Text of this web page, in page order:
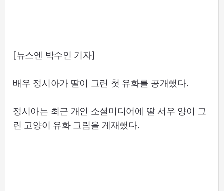
[뉴스엔 박수인 기자]
배우 정시아가 딸이 그린 첫 유화를 공개했다.
정시아는 최근 개인 소셜미디어에 딸 서우 양이 그
린 고양이 유화 그림을 게재했다.